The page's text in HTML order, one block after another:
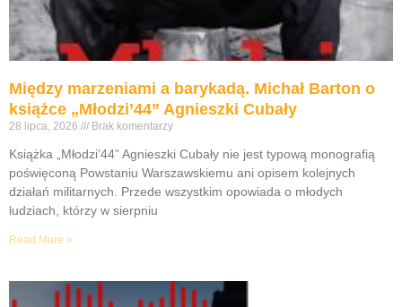
Między marzeniami a barykadą. Michał Barton o
książce „Młodzi’44” Agnieszki Cubały
28 lipca, 2026 Brak komentarzy
Książka „Młodzi’44” Agnieszki Cubały nie jest typową monografią
poświęconą Powstaniu Warszawskiemu ani opisem kolejnych
działań militarnych. Przede wszystkim opowiada o młodych
ludziach, którzy w sierpniu
Read More »